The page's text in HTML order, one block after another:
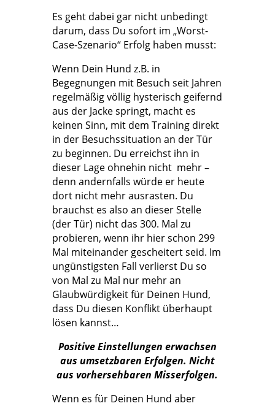
Es geht dabei gar nicht unbedingt
darum, dass Du sofort im „Worst-
Case-Szenario“ Erfolg haben musst:
Wenn Dein Hund z.B. in
Begegnungen mit Besuch seit Jahren
regelmäßig völlig hysterisch geifernd
aus der Jacke springt, macht es
keinen Sinn, mit dem Training direkt
in der Besuchssituation an der Tür
zu beginnen. Du erreichst ihn in
dieser Lage ohnehin nicht mehr –
denn andernfalls würde er heute
dort nicht mehr ausrasten. Du
brauchst es also an dieser Stelle
(der Tür) nicht das 300. Mal zu
probieren, wenn ihr hier schon 299
Mal miteinander gescheitert seid. Im
ungünstigsten Fall verlierst Du so
von Mal zu Mal nur mehr an
Glaubwürdigkeit für Deinen Hund,
dass Du diesen Konflikt überhaupt
lösen kannst…
Positive Einstellungen erwachsen
aus umsetzbaren Erfolgen. Nicht
aus vorhersehbaren Misserfolgen.
Wenn es für Deinen Hund aber